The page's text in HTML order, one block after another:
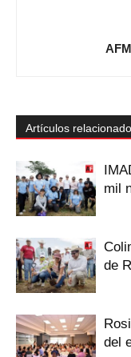
Artículos
mil
de
del